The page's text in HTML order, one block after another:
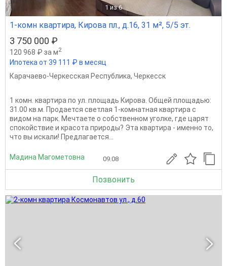
1 из 6
1-комн квартира, Кирова пл., д.16, 31 м², 5/5 эт.
3 750 000 ₽
120 968 ₽ за м2
Ипотека от 39 111 ₽ в месяц
Карачаево-Черкесская Республика, Черкесск
1 комн. квартира по ул. площадь Кирова. Общей площадью:
31.00 кв.м. Продается светлая 1-комнатная квартира с
видом на парк. Мечтаете о собственном уголке, где царят
спокойствие и красота природы? Эта квартира - именно то,
что вы искали! Предлагается...
Мадина Магометовна 09.08
Позвонить